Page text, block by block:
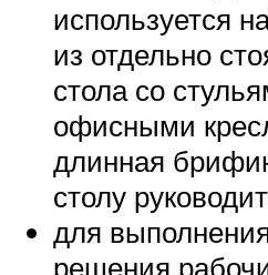
используется
из отдельно
стола со
офисными
длинная
столу
для
решения